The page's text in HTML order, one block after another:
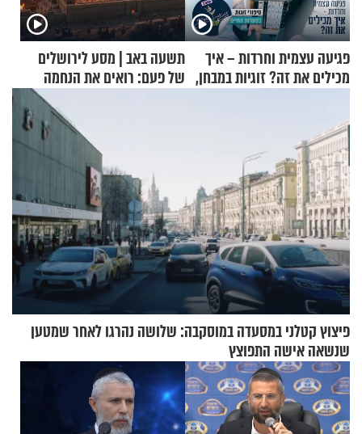
פגיעה עצמית וחרדות – איך
מכילים את זה? זוגיות במבחן,
תשעה באב | מסע לירושלים
של פעם: רואים את הנחמה
פיצוץ קטלני במסעדה במוסקבה: שלושה נהרגו לאחר שמטען
שנשאה אישה התפוצץ